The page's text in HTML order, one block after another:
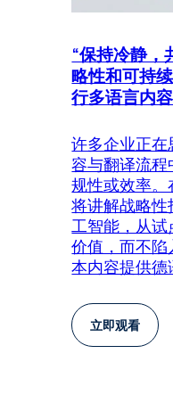
“保持冷静，
略性和可持
行多语言内
许多企业正
容与翻译流
规性或效率
将讲解战略性
工智能，从
价值，而不陷
本内容提供德
立即观看